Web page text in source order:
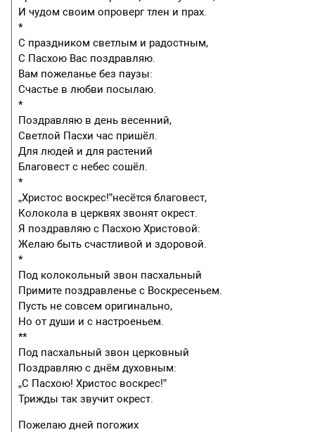
И чудом своим опроверг тлен и прах.
*
С праздником светлым и радостным,
С Пасхою Вас поздравляю.
Вам пожеланье без паузы:
Счастье в любви посылаю.
*
Поздравляю в день весенний,
Светлой Пасхи час пришёл.
Для людей и для растений
Благовест с небес сошёл.
*
„Христос воскрес!”несётся благовест,
Колокола в церквях звонят окрест.
Я поздравляю с Пасхою Христовой:
Желаю быть счастливой и здоровой.
*
Под колокольный звон пасхальный
Примите поздравленье с Воскресеньем.
Пусть не совсем оригинально,
Но от души и с настроеньем.
**
Под пасхальный звон церковный
Поздравляю с днём духовным:
„С Пасхою! Христос воскрес!”
Трижды так звучит окрест.
Пожелаю дней погожих